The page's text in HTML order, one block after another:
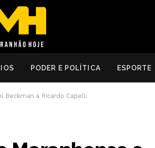
PODER E POLÍTICA ESPORTE
Beckman a Ricardo Capelli